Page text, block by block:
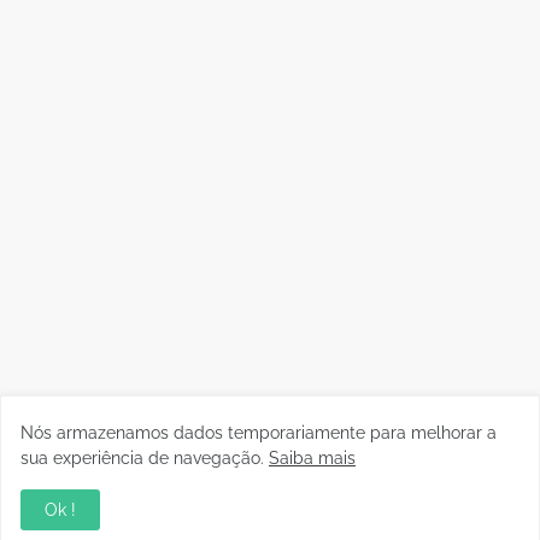
Nós armazenamos dados temporariamente para melhorar a
sua experiência de navegação. Saiba mais
Ok !